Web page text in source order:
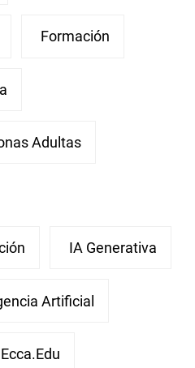
Formación
Adultas
IA Generativa
Artificial